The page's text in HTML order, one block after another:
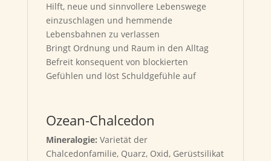
Hilft, neue und sinnvollere Lebenswege
einzuschlagen und hemmende
Lebensbahnen zu verlassen
Bringt Ordnung und Raum in den Alltag
Befreit konsequent von blockierten
Gefühlen und löst Schuldgefühle auf
Ozean-Chalcedon
Mineralogie: Varietät der
Chalcedonfamilie, Quarz, Oxid, Gerüstsilikat